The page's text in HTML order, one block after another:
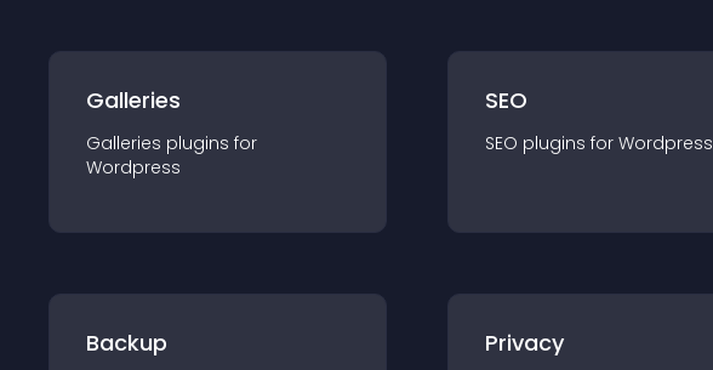
Galleries
Galleries plugins for
Wordpress
SEO
SEO plugins for Wordpress
Backup Privacy